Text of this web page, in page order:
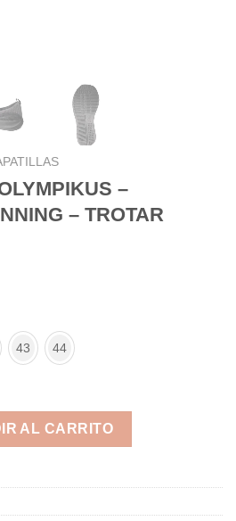
–
– TROTAR
43 44
- CAMINATA - RUNNING - TROTAR
AL CARRITO